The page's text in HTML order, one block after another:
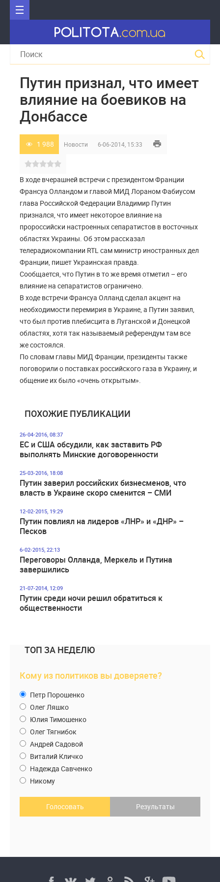
Путин признал, что имеет
влияние на боевиков на
Донбассе
1 988 Новости 6-06-2014, 15:33
В ходе вчерашней встречи с президентом Франции
Франсуа Олландом и главой МИД Лораном Фабиусом
глава Российской Федерации Владимир Путин
признался, что имеет некоторое влияние на
пророссийски настроенных сепаратистов в восточных
областях Украины. Об этом рассказал
телерадиокомпании RTL сам министр иностранных дел
Франции, пишет Украинская правда.
Сообщается, что Путин в то же время отметил – его
влияние на сепаратистов ограничено.
В ходе встречи Франсуа Олланд сделал акцент на
необходимости перемирия в Украине, а Путин заявил,
что был против плебисцита в Луганской и Донецкой
областях, хотя так называемый референдум там все
же состоялся.
По словам главы МИД Франции, президенты также
поговорили о поставках российского газа в Украину, и
общение их было «очень открытым».
ПОХОЖИЕ ПУБЛИКАЦИИ
26-04-2016, 08:37
ЕС и США обсудили, как заставить РФ
выполнять Минские договоренности
25-03-2016, 18:08
Путин заверил российских бизнесменов, что
власть в Украине скоро сменится – СМИ
12-02-2015, 19:29
Путин повлиял на лидеров «ЛНР» и «ДНР» –
Песков
6-02-2015, 22:13
Переговоры Олланда, Меркель и Путина
завершились
21-07-2014, 12:09
Путин среди ночи решил обратиться к
общественности
ТОП ЗА НЕДЕЛЮ
Кому из политиков вы доверяете?
Петр Порошенко
Олег Ляшко
Юлия Тимошенко
Олег Тягнибок
Андрей Садовой
Виталий Кличко
Надежда Савченко
Никому
Голосовать Результаты